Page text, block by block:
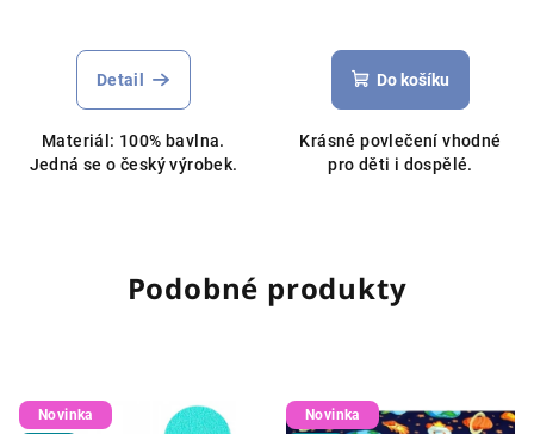
Detail
Materiál: 100% bavlna.
Jedná se o český výrobek.
Do košíku
Krásné povlečení vhodné
pro děti i dospělé.
Podobné produkty
Novinka Novinka